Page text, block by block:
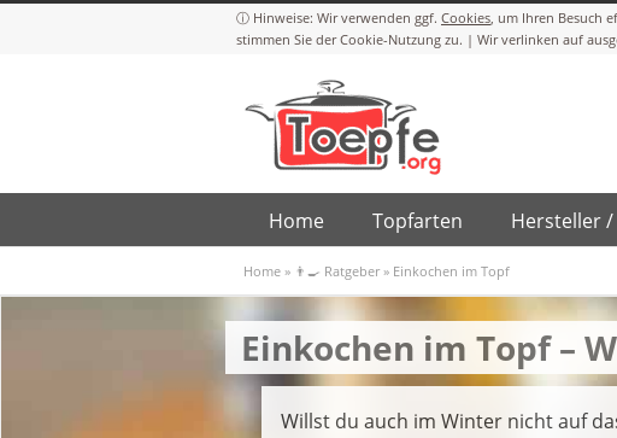
Cookies
Home Topfarten Hersteller
Home » 👨‍🍳 Ratgeber » Einkochen im Topf
Einkochen im Topf –
Willst du auch im Winter nicht auf